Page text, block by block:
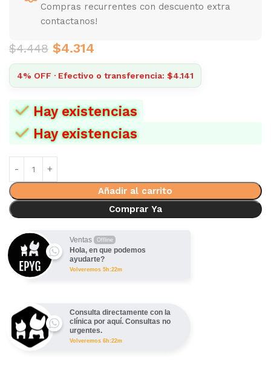
Compras recurrentes con descuento extra
contactanos!
$4.448 $4.314
4% OFF · Efectivo o transferencia: $4.141
Hay existencias
Hay existencias
Añadir al carrito
Comprar Ya
Ventas Offline
Hola, en que podemos
ayudarte?
Volveremos 5h:22m
Consulta directamente con la
clínica por aquí. Consultas no
urgentes.
Volveremos 6h:22m